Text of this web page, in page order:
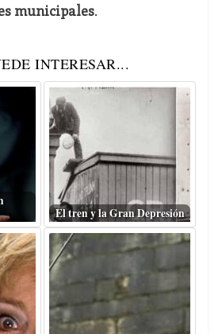
municipales.
INTERESAR...
El tren y la Gran Depresión